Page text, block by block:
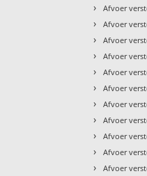
› Afvoer
› Afvoer
› Afvoer
› Afvoer
› Afvoer
› Afvoer
› Afvoer
› Afvoer
› Afvoer
› Afvoer
› Afvoer